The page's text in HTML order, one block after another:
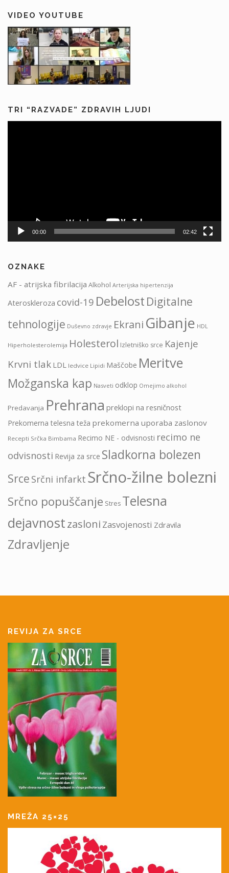
VIDEO YOUTUBE
TRI “RAZVADE” ZDRAVIH LJUDI
00:00 02:42
OZNAKE
AF - atrijska fibrilacija Alkohol Arterijska hipertenzija
Ateroskleroza covid-19 Debelost Digitalne
tehnologije Duševno zdravje Ekrani Gibanje HDL
Hiperholesterolemija Holesterol Izletniško srce Kajenje
Krvni tlak LDL ledvice Lipidi Maščobe Meritve
Možganska kap Nasveti odklop Omejimo alkohol
Predavanja Prehrana preklopi na resničnost
Prekomerna telesna teža prekomerna uporaba zaslonov
Recepti Srčka Bimbama Recimo NE - odvisnosti recimo ne
odvisnosti Revija za srce Sladkorna bolezen
Srce Srčni infarkt Srčno-žilne bolezni
Srčno popuščanje Stres Telesna
dejavnostzasloni Zasvojenosti Zdravila
Zdravljenje
REVIJA ZA SRCE
MREŽA 25×25